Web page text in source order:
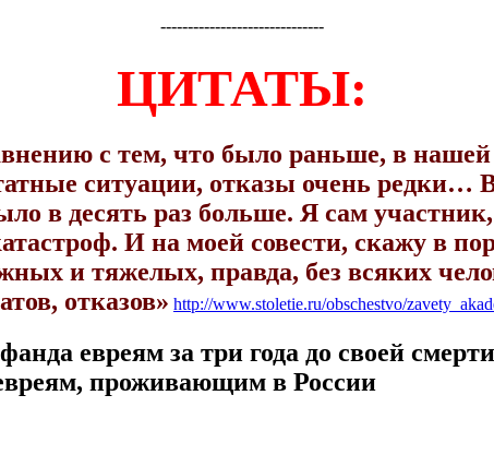
------------------------------
ЦИТАТЫ:
с тем, что было раньше, в
ситуации, отказы очень редки…
в десять раз больше. Я сам участник,
И на моей совести, скажу в
и тяжелых, правда, без всяких
отказов» http://www.stoletie.ru/obschestvo/
евреям за три года до своей
проживающим в России